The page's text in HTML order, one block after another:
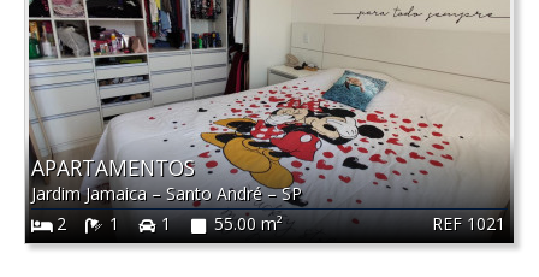
REF 1021
APARTAMENTOS
Jardim Jamaica–Santo André–SP
2
1 1 55.00 m²